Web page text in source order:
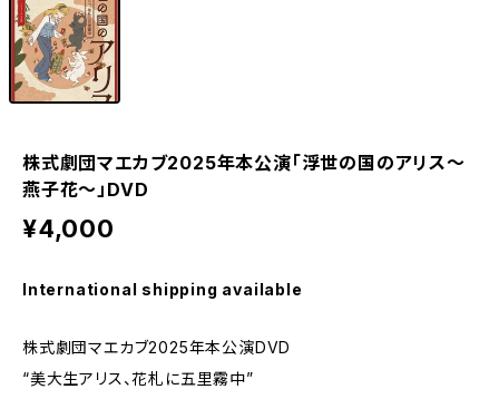
株式劇団マエカブ2025年本公演「浮世の国のアリス～
燕子花～」DVD
¥4,000
International shipping available
株式劇団マエカブ2025年本公演DVD
“美大生アリス、花札に五里霧中”